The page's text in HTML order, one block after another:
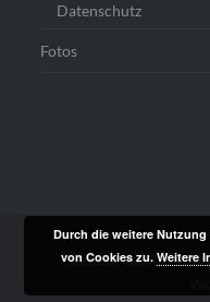
Datenschutz
Fotos
Stolz präsentiert von
Durch die weitere
von Cookies zu.Weitere